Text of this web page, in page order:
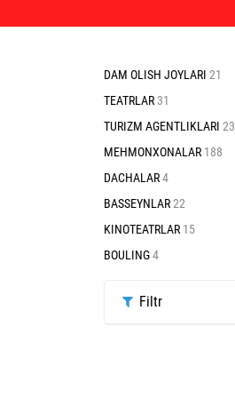
DAM OLISH JOYLARI 21
TEATRLAR31
TURIZM AGENTLIKLARI 23
MEHMONXONALAR 188
DACHALAR4
BASSEYNLAR22
KINOTEATRLAR 15
BOULING4
Filtr